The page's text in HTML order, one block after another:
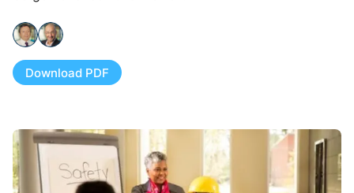
Download PDF